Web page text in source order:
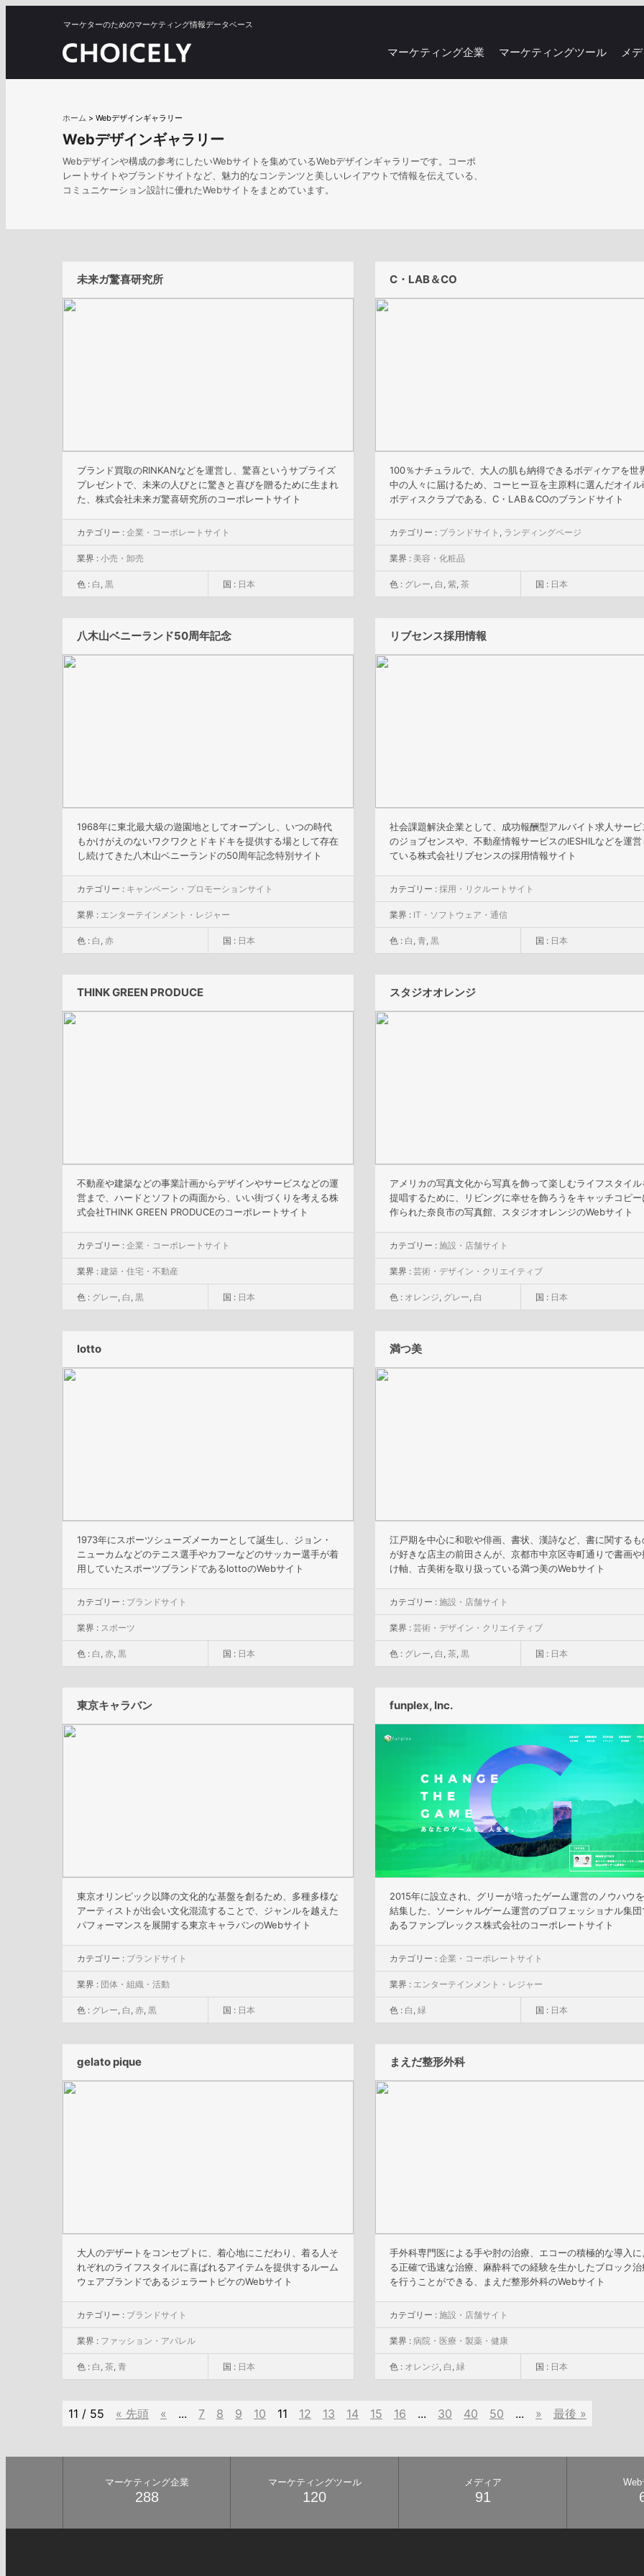
マーケターのためのマーケティング情報データベース
メ
マーケティングツール
マーケティング企業
ホーム > Webデザインギャラリー
Webデザインギャラリー
Webデザインや構成の参考にしたいWebサイトを集めているWebデザインギャラリーです。コーポ
レートサイトやブランドサイトなど、魅力的なコンテンツと美しいレイアウトで情報を伝えている、
コミュニケーション設計に優れたWebサイトをまとめています。
未来ガ驚喜研究所
ブランド買取のRINKANなどを運営し、驚喜というサプライズ
プレゼントで、未来の人びとに驚きと喜びを贈るために生まれ
た、株式会社未来ガ驚喜研究所のコーポレートサイト
カテゴリー : 企業・コーポレートサイト
業界 : 小売・卸売
色 : 白 , 黒 国 : 日本
C・LAB＆CO
100％ナチュラルで、大人の肌も納得できるボディケアを世
中の人々に届けるため、コーヒー豆を主原料に選んだオイ
ボディスクラブである、C・LAB＆COのブランドサイト
カテゴリー : ブランドサイト , ランディングページ
業界 : 美容・化粧品
色 : グレー, 白 , 紫, 茶 国 : 日本
八木山ベニーランド50周年記念
1968年に東北最大級の遊園地としてオープンし、いつの時代
もかけがえのないワクワクとドキドキを提供する場として存在
し続けてきた八木山ベニーランドの50周年記念特別サイト
カテゴリー : キャンペーン・プロモーションサイト
業界 : エンターテインメント・レジャー
色 : 白 , 赤 国 : 日本
リブセンス採用情報
社会課題解決企業として、成功報酬型アルバイト求人サービ
のジョブセンスや、不動産情報サービスのIESHILなどを運営
ている株式会社リブセンスの採用情報サイト
カテゴリー : 採用・リクルートサイト
業界 : IT・ソフトウェア・通信
色 : 白 , 青, 黒 国 : 日本
THINK GREEN PRODUCE
不動産や建築などの事業計画からデザインやサービスなどの運
営まで、ハードとソフトの両面から、いい街づくりを考える株
式会社THINK GREEN PRODUCEのコーポレートサイト
カテゴリー : 企業・コーポレートサイト
業界 : 建築・住宅・不動産
色 : グレー, 白 , 黒 国 : 日本
スタジオオレンジ
アメリカの写真文化から写真を飾って楽しむライフスタイル
提唱するために、リビングに幸せを飾ろうをキャッチコピー
作られた奈良市の写真館、スタジオオレンジのWebサイト
カテゴリー : 施設・店舗サイト
業界 : 芸術・デザイン・クリエイティブ
色 : オレンジ, グレー, 白 国 : 日本
lotto
1973年にスポーツシューズメーカーとして誕生し、ジョン・
ニューカムなどのテニス選手やカフーなどのサッカー選手が着
用していたスポーツブランドであるlottoのWebサイト
カテゴリー : ブランドサイト
業界 : スポーツ
色 : 白 , 赤, 黒 国 : 日本
満つ美
江戸期を中心に和歌や俳画、書状、漢詩など、書に関するも
が好きな店主の前田さんが、京都市中京区寺町通りで書画や
け軸、古美術を取り扱っている満つ美のWebサイト
カテゴリー : 施設・店舗サイト
業界 : 芸術・デザイン・クリエイティブ
色 : グレー, 白 , 茶, 黒 国 : 日本
東京キャラバン
東京オリンピック以降の文化的な基盤を創るため、多種多様な
アーティストが出会い文化混流することで、ジャンルを越えた
パフォーマンスを展開する東京キャラバンのWebサイト
カテゴリー : ブランドサイト
業界 : 団体・組織・活動
色 : グレー, 白 , 赤, 黒 国 : 日本
funplex, Inc.
2015年に設立され、グリーが培ったゲーム運営のノウハウを
結集した、ソーシャルゲーム運営のプロフェッショナル集団
あるファンプレックス株式会社のコーポレートサイト
カテゴリー : 企業・コーポレートサイト
業界 : エンターテインメント・レジャー
色 : 白 , 緑 国 : 日本
gelato pique
大人のデザートをコンセプトに、着心地にこだわり、着る人そ
れぞれのライフスタイルに喜ばれるアイテムを提供するルーム
ウェアブランドであるジェラートピケのWebサイト
カテゴリー : ブランドサイト
業界 : ファッション・アパレル
色 : 白 , 茶, 青 国 : 日本
まえだ整形外科
手外科専門医による手や肘の治療、エコーの積極的な導入に
る正確で迅速な治療、麻酔科での経験を生かしたブロック治
を行うことができる、まえだ整形外科のWebサイト
カテゴリー : 施設・店舗サイト
業界 : 病院・医療・製薬・健康
色 : オレンジ, 白 , 緑 国 : 日本
11 / 55 « 先頭 « ... 7 8 9 10 11 12 13 14 15 16 ... 30 40 50 ... » 最後 »
マーケティング企業
288
マーケティングツール
120
メディア
91
Web